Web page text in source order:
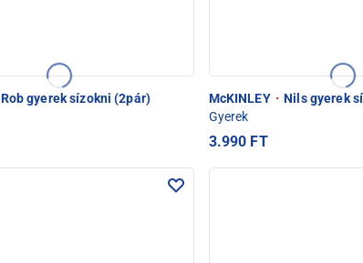
Rob gyerek sízokni (2pár)
McKINLEY · Nils gyerek
Gyerek
3.990 FT